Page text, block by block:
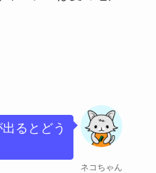
ネコちゃん
るとどう